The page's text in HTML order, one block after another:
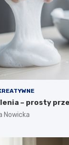
– prosty
Nowicka